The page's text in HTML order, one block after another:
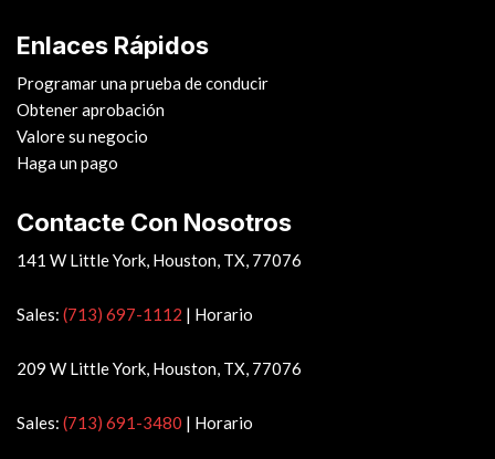
Enlaces Rápidos
Programar una prueba de conducir
Obtener aprobación
Valore su negocio
Haga un pago
Contacte Con Nosotros
141 W Little York, Houston, TX, 77076
Sales: (713) 697-1112 | Horario
209 W Little York, Houston, TX, 77076
Sales: (713) 691-3480 | Horario